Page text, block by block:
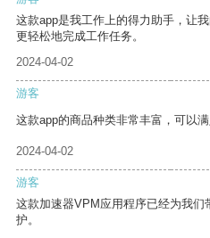
这款app是我工作上的得力助手，让
更轻松地完成工作任务。
2024-04-02
游客
这款app的商品种类非常丰富，可以满
2024-04-02
游客
这款加速器VPM应用程序已经为我
护。